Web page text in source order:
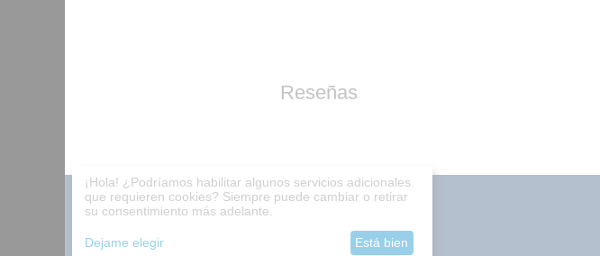
Reseñas
Catalogo de juegos
Pago
Contactos
¡Hola! ¿Podríamos habilitar algunos servicios adicionales
que requieren cookies? Siempre puede cambiar o retirar
su consentimiento más adelante.
Dejame elegir Está bien